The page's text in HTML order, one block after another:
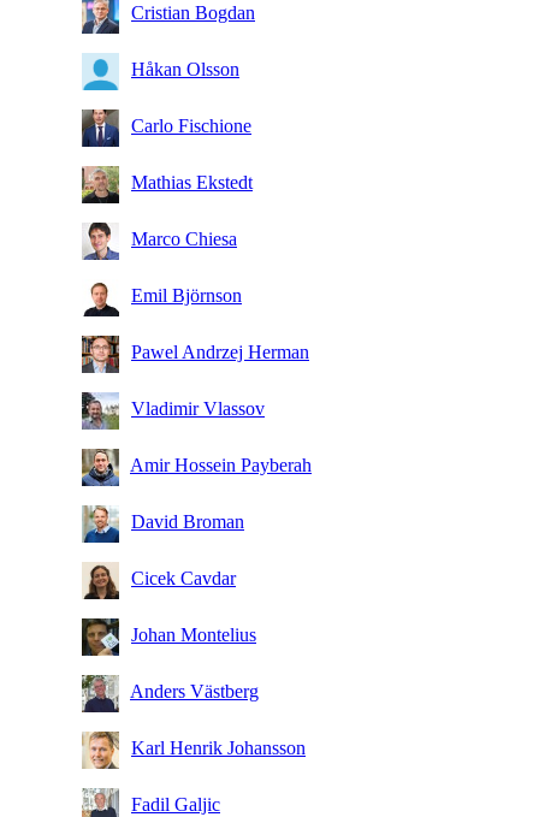
Cristian Bogdan
Håkan Olsson
Carlo Fischione
Mathias Ekstedt
Marco Chiesa
Emil Björnson
Pawel Andrzej Herman
Vladimir Vlassov
Amir Hossein Payberah
David Broman
Cicek Cavdar
Johan Montelius
Anders Västberg
Karl Henrik Johansson
Fadil Galjic